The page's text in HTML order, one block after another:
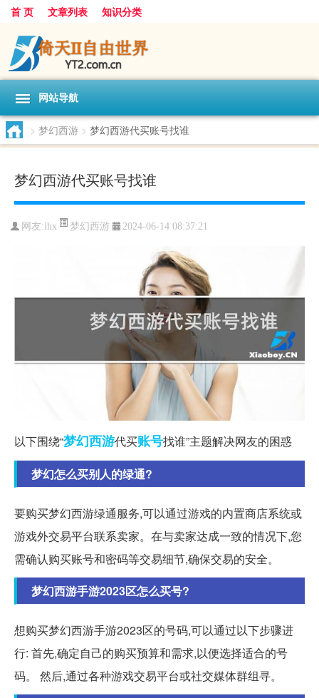
首 页 文章列表 知识分类
网站导航
> 梦幻西游 > 梦幻西游代买账号找谁
梦幻西游代买账号找谁
网友: lhx 梦幻西游 2024-06-14 08:37:21
以下围绕“梦幻西游代买账号找谁”主题解决网友的困惑
梦幻怎么买别人的绿通?
要购买梦幻西游绿通服务,可以通过游戏的内置商店系统或
游戏外交易平台联系卖家。在与卖家达成一致的情况下,您
需确认购买账号和密码等交易细节,确保交易的安全。
梦幻西游手游2023区怎么买号?
想购买梦幻西游手游2023区的号码,可以通过以下步骤进
行: 首先,确定自己的购买预算和需求,以便选择适合的号
码。 然后,通过各种游戏交易平台或社交媒体群组寻。